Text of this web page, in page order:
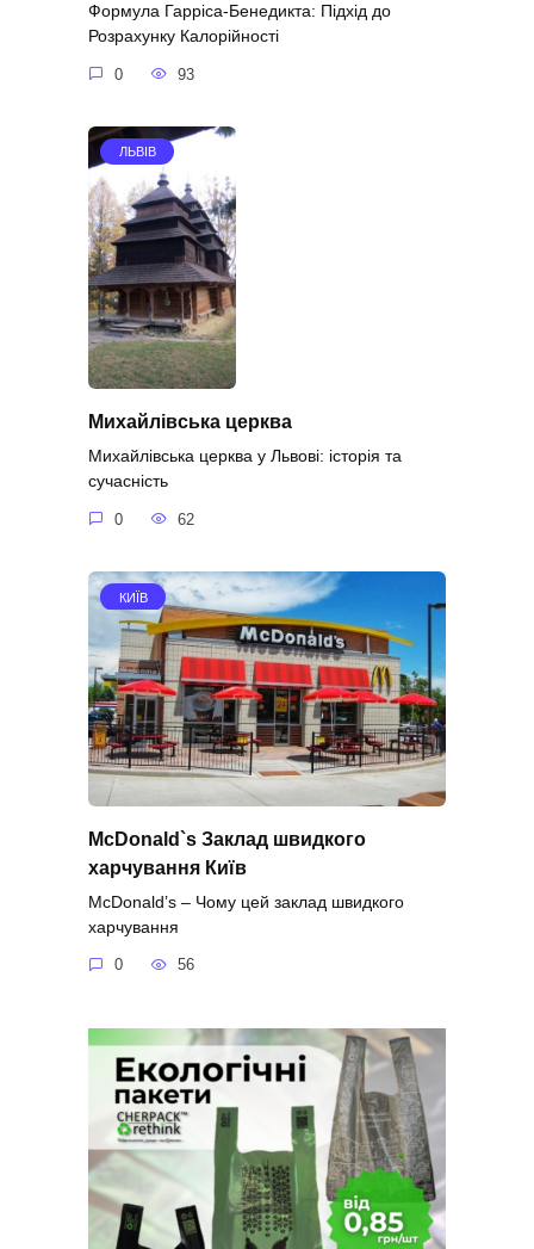
Формула Гарріса-Бенедикта: Підхід до
Розрахунку Калорійності
0 93
ЛЬВІВ
Михайлівська церква
Михайлівська церква у Львові: історія та
сучасність
0 62
КИЇВ
McDonald`s Заклад швидкого
харчування Київ
McDonald’s – Чому цей заклад швидкого
харчування
0 56